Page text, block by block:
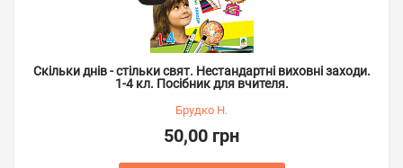
Скільки днів - стільки свят. Нестандартні виховні заходи.
1-4 кл. Посібник для вчителя.
Брудко Н.
50,00 грн